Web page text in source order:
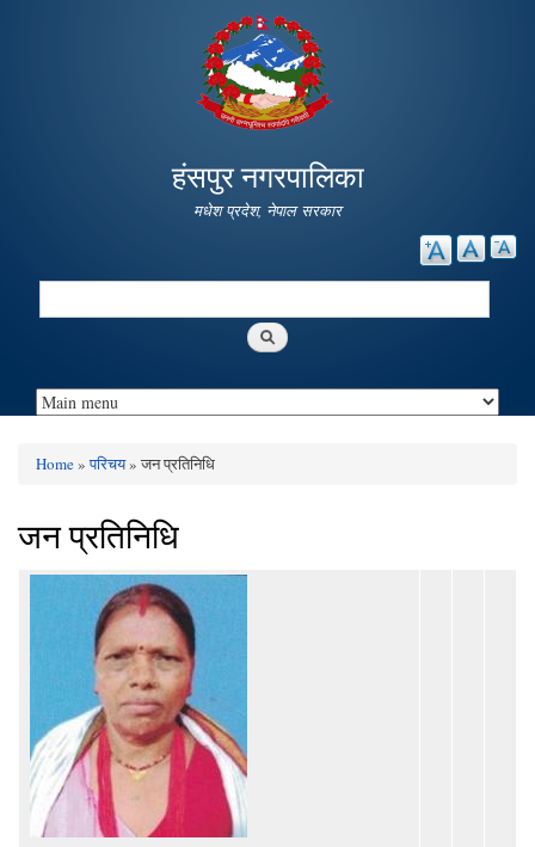
main
content
हंसपुर नगरपालिका
मधेश प्रदेश, नेपाल सरकार
Search
Home»परिचय» जन प्रतिनिधि
जन प्रतिनिधि